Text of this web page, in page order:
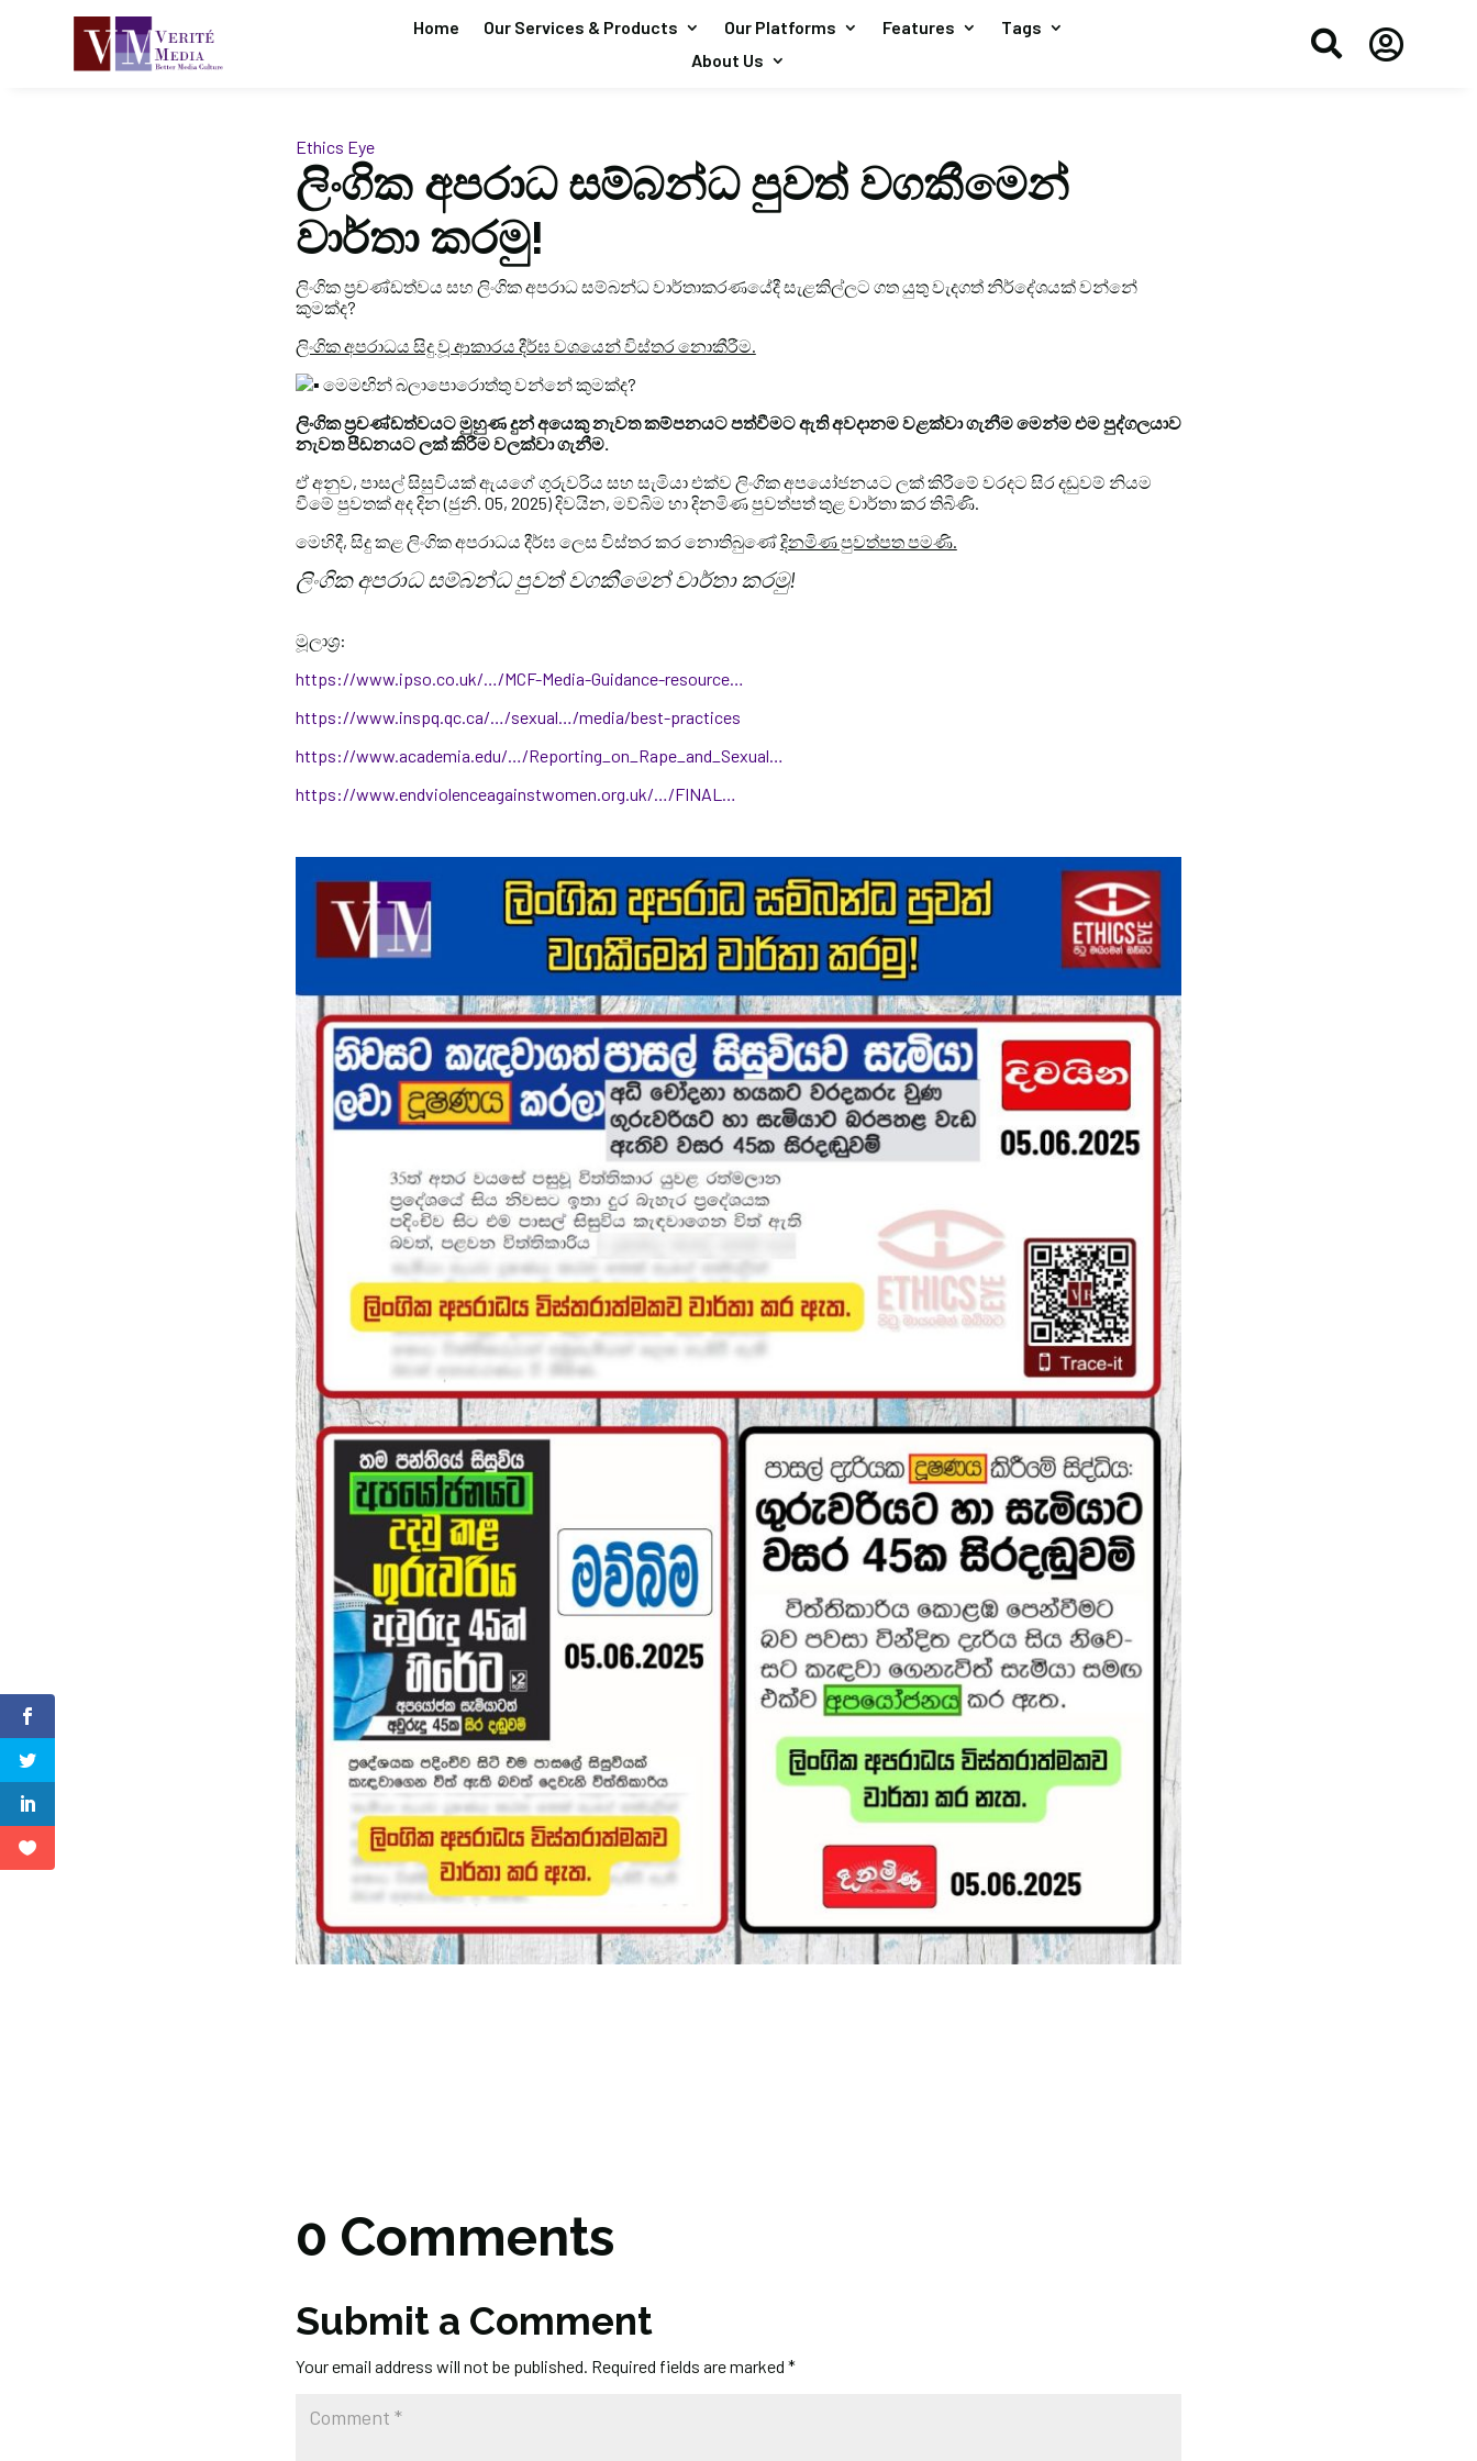
Home Our Services & Products Our Platforms Features
Tags
About Us
 
Ethics Eye
ලිංගික අපරාධ සම්බන්ධ පුවත් වගකීමෙන්
වාර්තා කරමු!
ලිංගික ප්‍රචණ්ඩත්වය සහ ලිංගික අපරාධ සම්බන්ධ වාර්තාකරණයේදී සැළකිල්ලට ගත යුතු වැදගත් නිර්දේශයක් වන්නේ
කුමක්ද?
ලිංගික අපරාධය සිදු වූ ආකාරය දීර්ඝ වශයෙන් විස්තර නොකීරීම.
මෙමඟින් බලාපොරොත්තු වන්නේ කුමක්ද?
ලිංගික ප්‍රචණ්ඩත්වයට මුහුණ දුන් අයෙකු නැවත කම්පනයට පත්වීමට ඇති අවදානම වළක්වා ගැනීම මෙන්ම එම පුද්ගලයාව
නැවත පීඩනයට ලක් කිරීම වලක්වා ගැනීම.
ඒ අනුව, පාසල් සිසුවියක් ඇයගේ ගුරුවරිය සහ සැමියා එක්ව ලිංගික අපයෝජනයට ලක් කිරීමේ වරදට සිර දඬුවම් නියම
වීමේ පුවතක් අද දින (ජුනි. 05, 2025) දිවයින, මව්බිම හා දිනමිණ පුවත්පත් තුළ වාර්තා කර තිබිණි.
මෙහිදී, සිදු කළ ලිංගික අපරාධය දීර්ඝ ලෙස විස්තර කර නොතිබුණේදිනමිණ පුවත්පත පමණි.
ලිංගික අපරාධ සම්බන්ධ පුවත් වගකීමෙන් වාර්තා කරමු!
මූලාශ්‍ර:
https://www.ipso.co.uk/…/MCF-Media-Guidance-resource…
https://www.inspq.qc.ca/…/sexual…/media/best-practices
https://www.academia.edu/…/Reporting_on_Rape_and_Sexual…
https://www.endviolenceagainstwomen.org.uk/…/FINAL…
0 Comments
Submit a Comment
Your email address will not be published. Required fields are marked *